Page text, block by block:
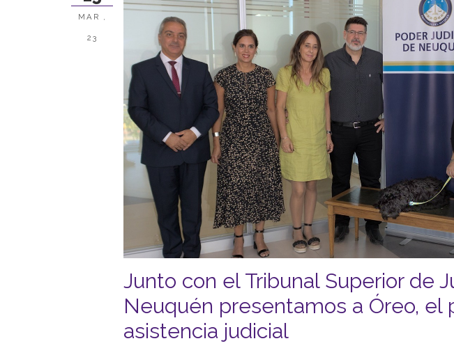
Junto con el Tribunal Superior de
Neuquén presentamos a Óreo, el
asistencia judicial
MAR ,
23